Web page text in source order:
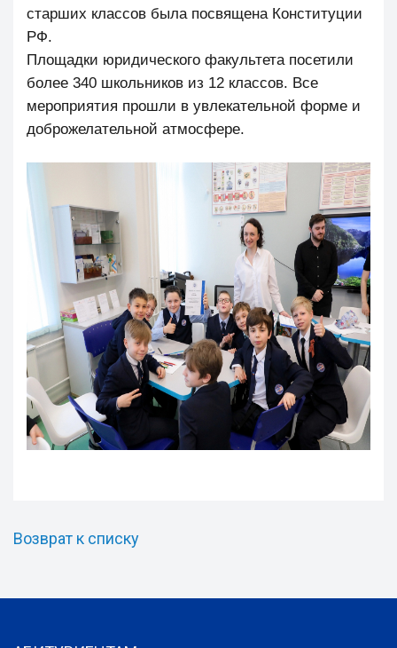
старших классов была посвящена Конституции
РФ.
Площадки юридического факультета посетили
более 340 школьников из 12 классов. Все
мероприятия прошли в увлекательной форме и
доброжелательной атмосфере.
Возврат к списку